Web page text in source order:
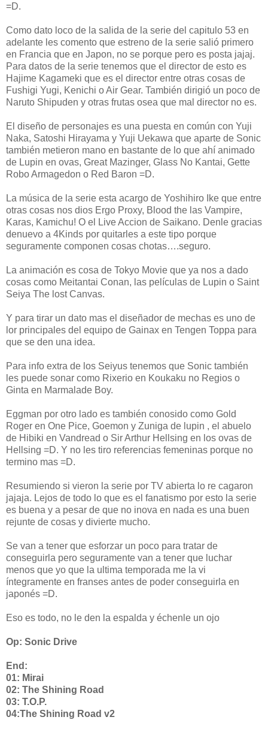
=D.
Como dato loco de la salida de la serie del capitulo 53 en
adelante les comento que estreno de la serie salió primero
en Francia que en Japon, no se porque pero es posta jajaj.
Para datos de la serie tenemos que el director de esto es
Hajime Kagameki que es el director entre otras cosas de
Fushigi Yugi, Kenichi o Air Gear. También dirigió un poco de
Naruto Shipuden y otras frutas osea que mal director no es.
El diseño de personajes es una puesta en común con Yuji
Naka, Satoshi Hirayama y Yuji Uekawa que aparte de Sonic
también metieron mano en bastante de lo que ahí animado
de Lupin en ovas, Great Mazinger, Glass No Kantai, Gette
Robo Armagedon o Red Baron =D.
La música de la serie esta acargo de Yoshihiro Ike que entre
otras cosas nos dios Ergo Proxy, Blood the las Vampire,
Karas, Kamichu! O el Live Accion de Saikano. Denle gracias
denuevo a 4Kinds por quitarles a este tipo porque
seguramente componen cosas chotas….seguro.
La animación es cosa de Tokyo Movie que ya nos a dado
cosas como Meitantai Conan, las películas de Lupin o Saint
Seiya The lost Canvas.
Y para tirar un dato mas el diseñador de mechas es uno de
lor principales del equipo de Gainax en Tengen Toppa para
que se den una idea.
Para info extra de los Seiyus tenemos que Sonic también
les puede sonar como Rixerio en Koukaku no Regios o
Ginta en Marmalade Boy.
Eggman por otro lado es también conosido como Gold
Roger en One Pice, Goemon y Zuniga de lupin , el abuelo
de Hibiki en Vandread o Sir Arthur Hellsing en los ovas de
Hellsing =D. Y no les tiro referencias femeninas porque no
termino mas =D.
Resumiendo si vieron la serie por TV abierta lo re cagaron
jajaja. Lejos de todo lo que es el fanatismo por esto la serie
es buena y a pesar de que no inova en nada es una buen
rejunte de cosas y divierte mucho.
Se van a tener que esforzar un poco para tratar de
conseguirla pero seguramente van a tener que luchar
menos que yo que la ultima temporada me la vi
íntegramente en franses antes de poder conseguirla en
japonés =D.
Eso es todo, no le den la espalda y échenle un ojo
Op: Sonic Drive
End:
01: Mirai
02: The Shining Road
03: T.O.P.
04:The Shining Road v2